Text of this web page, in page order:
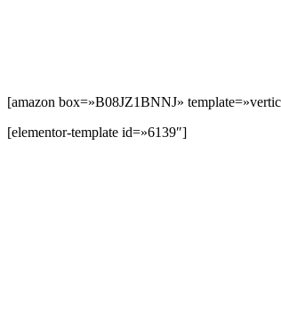
[amazon box=»B08JZ1BNNJ»
[elementor-template id=»6139″]